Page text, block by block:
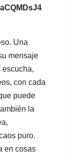
Una
mensaje
escucha,
con cada
puede
la
puro.
en cosas